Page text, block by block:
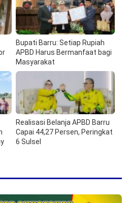
Bupati Barru: Setiap Rupiah
APBD Harus Bermanfaat bagi
Masyarakat
Realisasi Belanja APBD Barru
Capai 44,27 Persen, Peringkat
6 Sulsel